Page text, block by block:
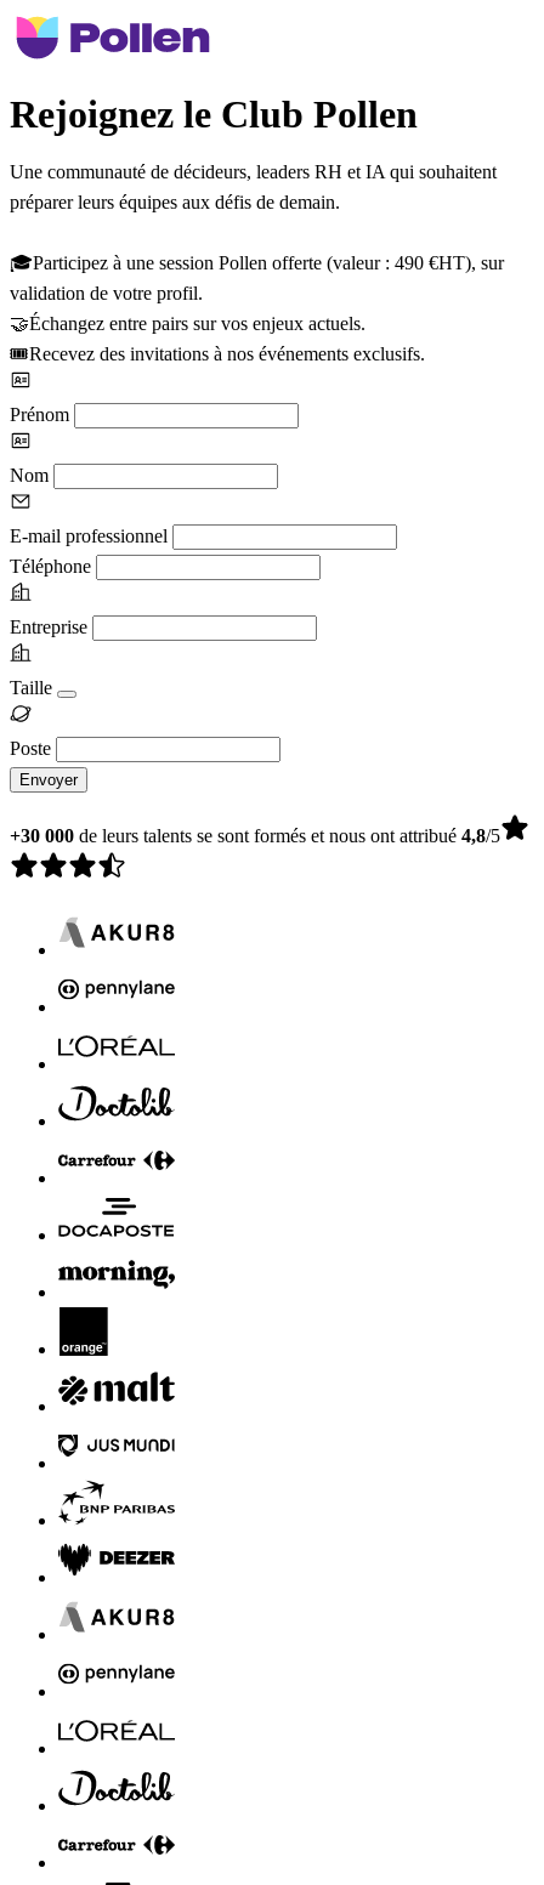
Rejoignez le Club Pollen
Une communauté de décideurs, leaders RH et IA qui souhaitent
préparer leurs équipes aux défis de demain.
🎓Participez à une session Pollen offerte (valeur : 490 €HT), sur
validation de votre profil.
🤝Échangez entre pairs sur vos enjeux actuels.
🎟️Recevez des invitations à nos événements exclusifs.
Prénom
Nom
E-mail professionnel
Téléphone
Entreprise
Taille
Poste
Envoyer
+30 000 de leurs talents se sont formés et nous ont attribué 4,8/5